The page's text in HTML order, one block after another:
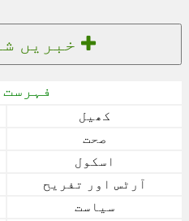
خبریں
کھیل
صحت
اسکول
آرٹس اور تفریح
سیاست